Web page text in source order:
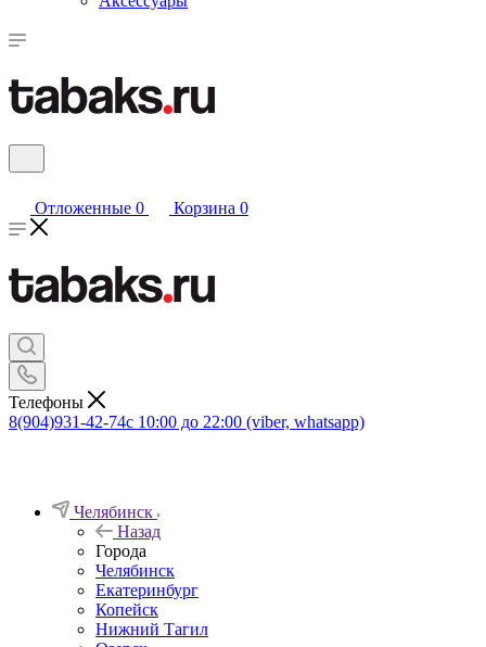
Отложенные 0 Корзина 0
Телефоны
8(904)931-42-74с 10:00 до 22:00 (viber, whatsapp)
Челябинск
Назад
Города
Челябинск
Екатеринбург
Копейск
Нижний Тагил